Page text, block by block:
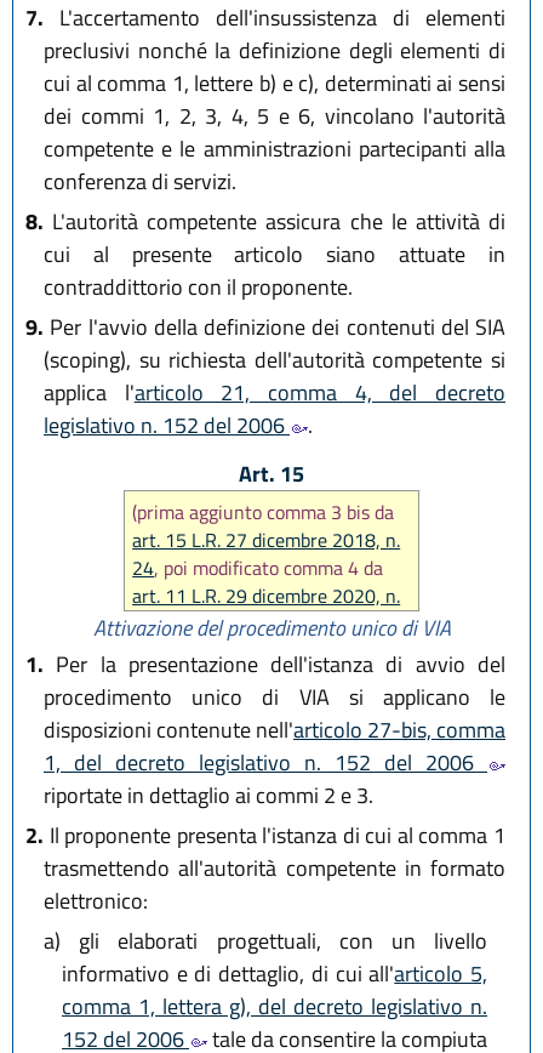
7. L'accertamento dell'insussistenza di elementi
preclusivi nonché la definizione degli elementi di
cui al comma 1, lettere b) e c), determinati ai sensi
dei commi 1, 2, 3, 4, 5 e 6, vincolano l'autorità
competente e le amministrazioni partecipanti alla
conferenza di servizi.
8. L'autorità competente assicura che le attività di
cui al presente articolo siano attuate in
contraddittorio con il proponente.
9. Per l'avvio della definizione dei contenuti del SIA
(scoping), su richiesta dell'autorità competente si
applica l'articolo 21, comma 4, del decreto
legislativo n. 152 del 2006
.
Art. 15
(prima aggiunto comma 3 bis da
art. 15 L.R. 27 dicembre 2018, n.
24, poi modificato comma 4 da
art. 11 L.R. 29 dicembre 2020, n.
11)
Attivazione del procedimento unico di VIA
1. Per la presentazione dell'istanza di avvio del
procedimento unico di VIA si applicano le
disposizioni contenute nell'articolo 27-bis, comma
1, del decreto legislativo n. 152 del 2006
riportate in dettaglio ai commi 2 e 3.
2. Il proponente presenta l'istanza di cui al comma 1
trasmettendo all'autorità competente in formato
elettronico:
a) gli elaborati progettuali, con un livello
informativo e di dettaglio, di cui all'articolo 5,
comma 1, lettera g), del decreto legislativo n.
152 del 2006
tale da consentire la compiuta